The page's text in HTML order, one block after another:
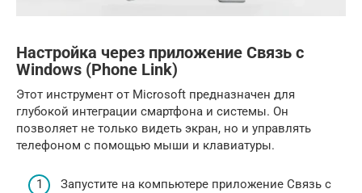
Настройка через приложение Связь с
Windows (Phone Link)
Этот инструмент от Microsoft предназначен для
глубокой интеграции смартфона и системы. Он
позволяет не только видеть экран, но и управлять
телефоном с помощью мыши и клавиатуры.
Запустите на компьютере приложение Связь с